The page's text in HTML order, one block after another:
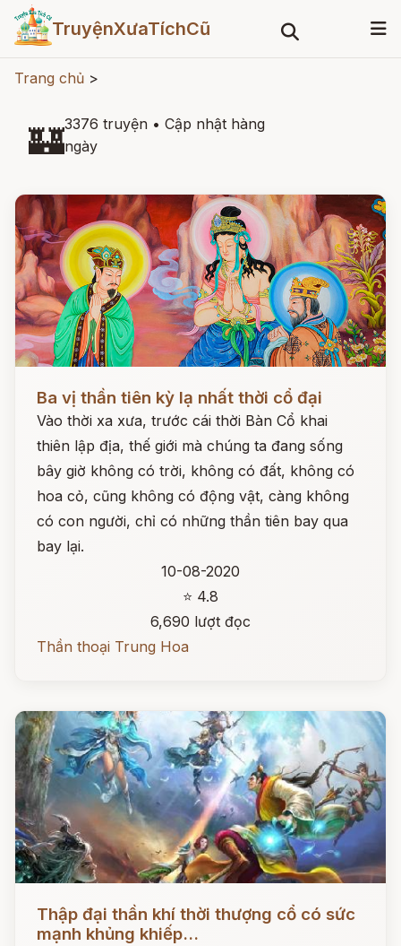
TruyệnXưaTíchCũ
Trang chủ >
🏰3376 truyện • Cập nhật hàng
ngày
Ba vị thần tiên kỳ lạ nhất thời cổ đại
Vào thời xa xưa, trước cái thời Bàn Cổ khai
thiên lập địa, thế giới mà chúng ta đang sống
bây giờ không có trời, không có đất, không có
hoa cỏ, cũng không có động vật, càng không
có con người, chỉ có những thần tiên bay qua
bay lại.
10-08-2020
⭐ 4.8
6,690 lượt đọc
Thần thoại Trung Hoa
Thập đại thần khí thời thượng cổ có sức
mạnh khủng khiếp...